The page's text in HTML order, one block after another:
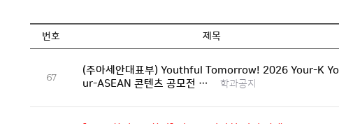
번호 제목
67
(주아세안대표부) Youthful Tomorrow! 2026 Your-K Yo
ur-ASEAN 콘텐츠 공모전 …
학과공지